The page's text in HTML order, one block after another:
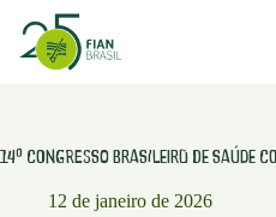
para
14º Congresso Brasileiro de Saúde
12 de janeiro de 2026